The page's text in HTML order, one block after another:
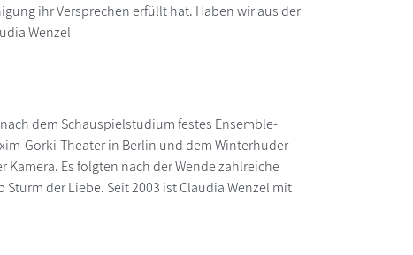
ihr Versprechen erfüllt hat. Haben wir aus der
Wenzel
dem Schauspielstudium festes Ensemble-
Gorki-Theater in Berlin und dem Winterhuder
Es folgten nach der Wende zahlreiche
der Liebe. Seit 2003 ist Claudia Wenzel mit